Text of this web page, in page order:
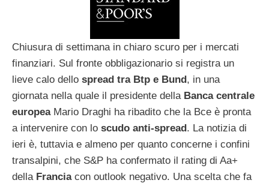
Chiusura di settimana in chiaro scuro per i mercati
finanziari. Sul fronte obbligazionario si registra un
lieve calo dello spread tra Btp e Bund, in una
giornata nella quale il presidente della Banca centrale
europeaMario Draghi ha ribadito che la Bce è pronta
a intervenire con lo scudo anti-spread. La notizia di
ieri è, tuttavia e almeno per quanto concerne i confini
transalpini, che S&P ha confermato il rating di Aa+
della Franciacon outlook negativo. Una scelta che fa